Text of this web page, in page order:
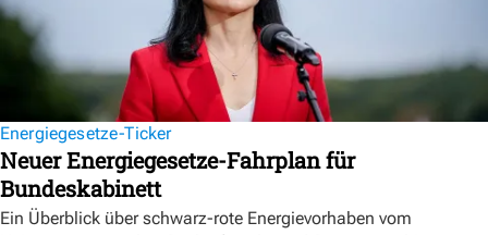
Energiegesetze-Ticker
Neuer Energiegesetze-Fahrplan für
Bundeskabinett
Ein Überblick über schwarz-rote Energievorhaben vom